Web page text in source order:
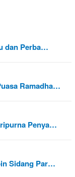
dan Perba…
Ramadha…
Penya…
Sidang Par…